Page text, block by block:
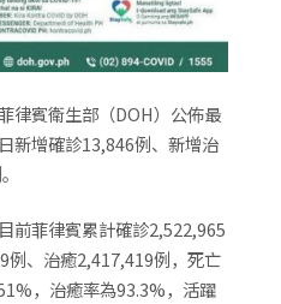
律賓衛生部（DOH）公佈最
新增確診13,846例、新增治
前菲律賓累計確診2,522,965
例、治癒2,417,419例，死亡
，治癒率為93.3%，活躍